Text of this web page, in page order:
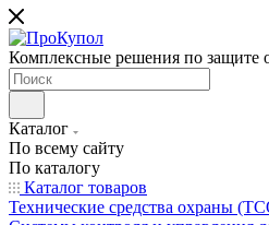
Комплексные решения по защите
Каталог
По всему сайту
По каталогу
Каталог товаров
Технические средства охраны